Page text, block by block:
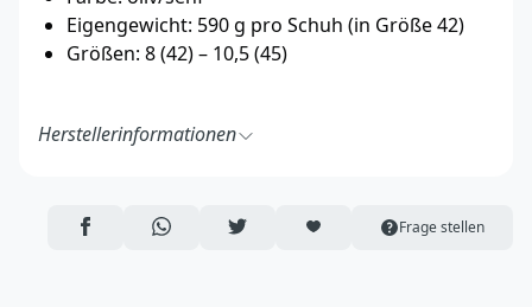
Eigengewicht: 590 g pro Schuh (in Größe 42)
Größen: 8 (42) – 10,5 (45)
Herstellerinformationen
85305 Jetzendorf
Deutschland
AUF FACEBOOK TEILEN
ÜBER WHATSAPP TEILEN
AUF TWITTER TEILENARTIKEL AUF DIE MERKLISTE
Frage stellen